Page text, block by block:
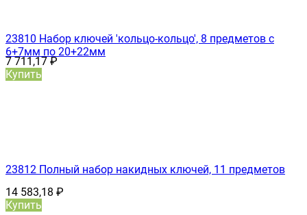
23810 Набор ключей 'кольцо-кольцо', 8 предметов с
6+7мм по 20+22мм
7 711,17₽
Купить
23812 Полный набор накидных ключей, 11 предметов
14 583,18 ₽
Купить